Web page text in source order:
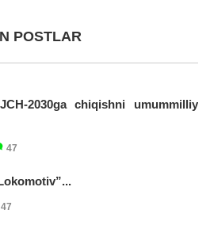
POSTLAR
2030ga chiqishni umummilliy
47
47